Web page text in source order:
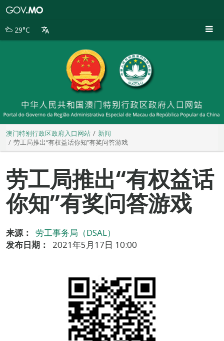
别
29°C
澳门特别行政区政府入口网站
新闻
劳工局推出“有权益话你知”有奖问答游戏
劳工局推出“有权益话
你知”有奖问答游戏
来源：
劳工事务局（DSAL）
发布日期：
2021年5月17日 10:00